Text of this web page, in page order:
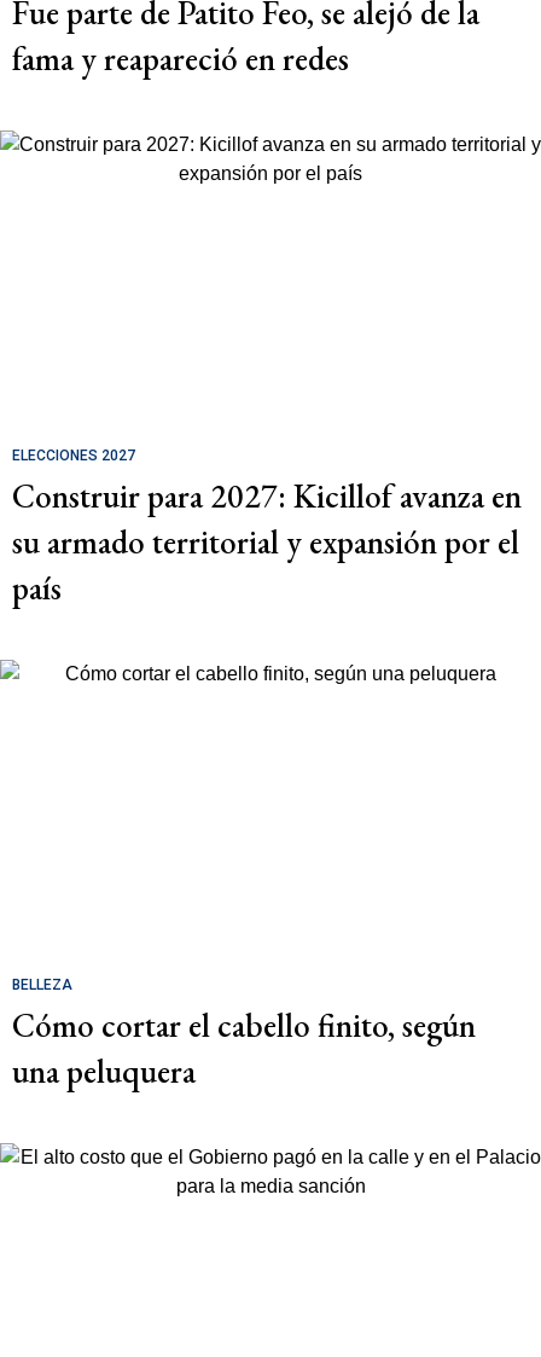
Fue parte de Patito Feo, se alejó de la
fama y reapareció en redes
ELECCIONES 2027
Construir para 2027: Kicillof avanza en
su armado territorial y expansión por el
país
BELLEZA
Cómo cortar el cabello finito, según
una peluquera